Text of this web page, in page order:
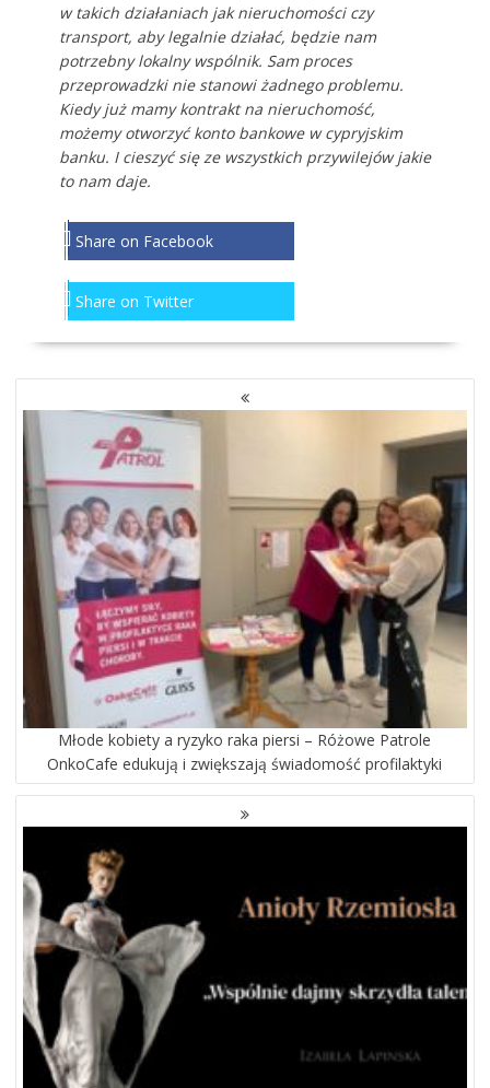
w takich działaniach jak nieruchomości czy
transport, aby legalnie działać, będzie nam
potrzebny lokalny wspólnik. Sam proces
przeprowadzki nie stanowi żadnego problemu.
Kiedy już mamy kontrakt na nieruchomość,
możemy otworzyć konto bankowe w cypryjskim
banku. I cieszyć się ze wszystkich przywilejów jakie
to nam daje.
Share on Facebook
Share on Twitter
NAWIGACJA
PO
WPISACH
Młode kobiety a ryzyko raka piersi – Różowe Patrole
OnkoCafe edukują i zwiększają świadomość profilaktyki